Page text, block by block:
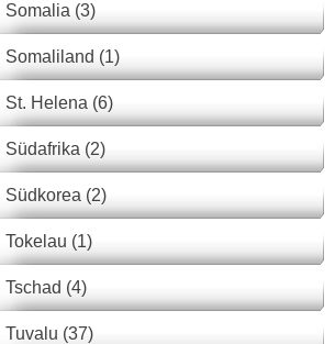
Somalia (3)
Somaliland (1)
St. Helena (6)
Südafrika (2)
Südkorea (2)
Tokelau (1)
Tschad (4)
Tuvalu (37)